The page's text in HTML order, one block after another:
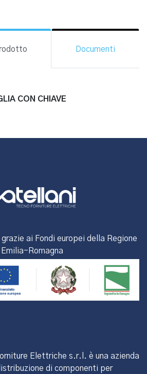
Documenti
CON CHIAVE
ai Fondi europei della Regione
Emilia-Romagna
Elettriche s.r.l. è una azienda
di componenti per